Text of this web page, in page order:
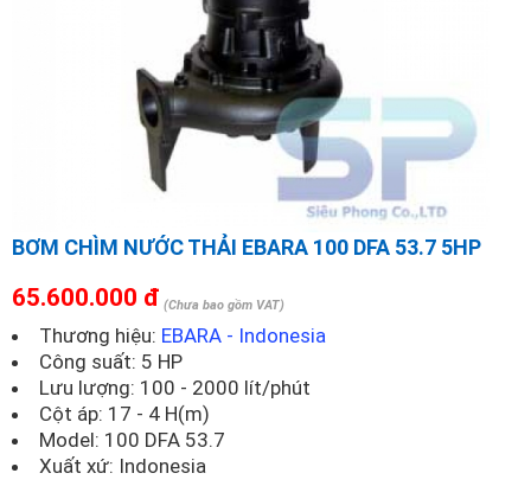
BƠM CHÌM NƯỚC THẢI EBARA 100 DFA 53.7 5HP
65.600.000 đ (Chưa bao gồm VAT)
Thương hiệu: EBARA - Indonesia
Công suất: 5 HP
Lưu lượng: 100 - 2000 lít/phút
Cột áp: 17 - 4 H(m)
Model: 100 DFA 53.7
Xuất xứ: Indonesia